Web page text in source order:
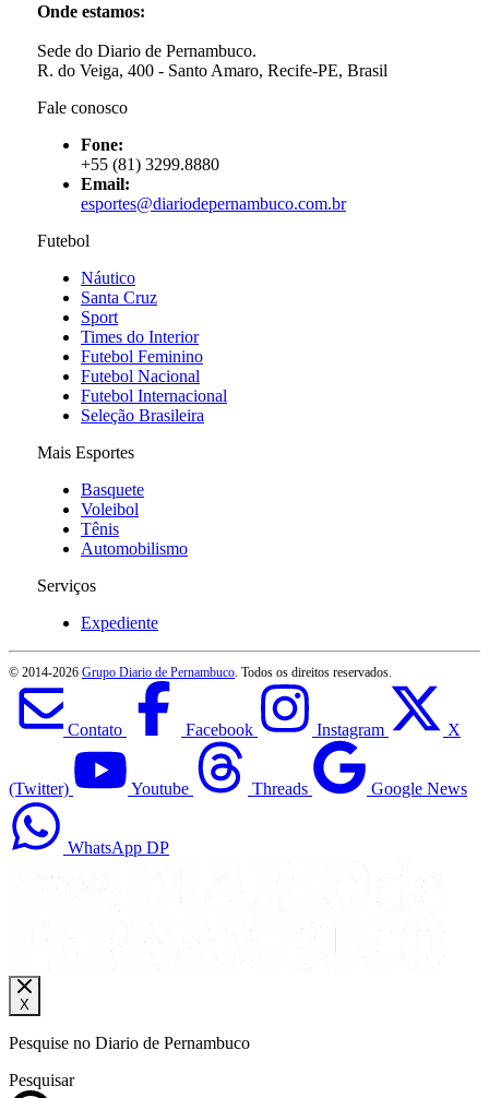
Onde estamos:
Sede do Diario de Pernambuco.
R. do Veiga, 400 - Santo Amaro, Recife-PE, Brasil
Fale conosco
Fone:
+55 (81) 3299.8880
Email:
esportes@diariodepernambuco.com.br
Futebol
Náutico
Santa Cruz
Sport
Times do Interior
Futebol Feminino
Futebol Nacional
Futebol Internacional
Seleção Brasileira
Mais Esportes
Basquete
Voleibol
Tênis
Automobilismo
Serviços
Expediente
© 2014-2026 Grupo Diario de Pernambuco . Todos os direitos reservados.
Contato Facebook Instagram X
(Twitter) Youtube Threads Google News
WhatsApp DP
X
Pesquise no Diario de Pernambuco
Pesquisar